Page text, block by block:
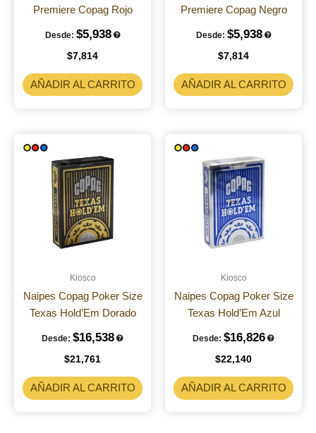
Premiere Copag Rojo
Desde: $5,938
$7,814
AÑADIR AL CARRITO
Premiere Copag Negro
Desde: $5,938
$7,814
AÑADIR AL CARRITO
Kiosco
Naipes Copag Poker Size
Texas Hold’Em Dorado
Desde: $16,538
$21,761
AÑADIR AL CARRITO
Kiosco
Naipes Copag Poker Size
Texas Hold’Em Azul
Desde: $16,826
$22,140
AÑADIR AL CARRITO